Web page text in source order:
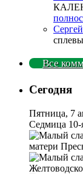
Сергей
Все
Сегодня
Пятница, 7
Седмица 10-
матери